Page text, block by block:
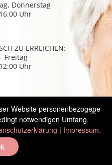
Donnerstag
Uhr
ZU ERREICHEN:
Freitag
Uhr
×
Website personenbezogene
notwendigen Umfang.
| Impressum.